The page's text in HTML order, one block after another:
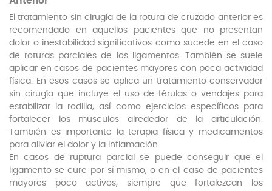
El tratamiento sin cirugía de la rotura de cruzado anterior es
recomendado en aquellos pacientes que no presentan
dolor o inestabilidad significativos como sucede en el caso
de roturas parciales de los ligamentos. También se suele
aplicar en casos de pacientes mayores con poca actividad
física. En esos casos se aplica un tratamiento conservador
sin cirugía que incluye el uso de férulas o vendajes para
estabilizar la rodilla, así como ejercicios específicos para
fortalecer los músculos alrededor de la articulación.
También es importante la terapia física y medicamentos
para aliviar el dolor y la inflamación.
En casos de ruptura parcial se puede conseguir que el
ligamento se cure por sí mismo, o en el caso de pacientes
mayores poco activos, siempre que fortalezcan los